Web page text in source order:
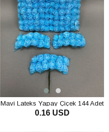
Mavi Lateks Yapay Çiçek 144 Adet
0.16 USD